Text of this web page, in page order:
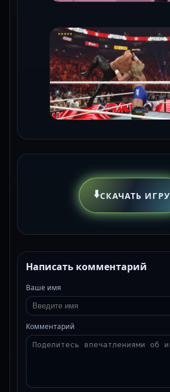
⬇️СКАЧАТЬ ИГРУ
Написать комментарий
Ваше имя
Комментарий